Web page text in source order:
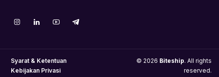
Syarat & Ketentuan
Kebijakan Privasi
© 2026 Biteship. All rights
reserved.